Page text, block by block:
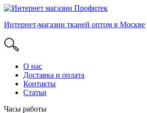
Интернет-магазин тканей оптом в Москве
О нас
Доставка и оплата
Контакты
Статьи
Часы работы